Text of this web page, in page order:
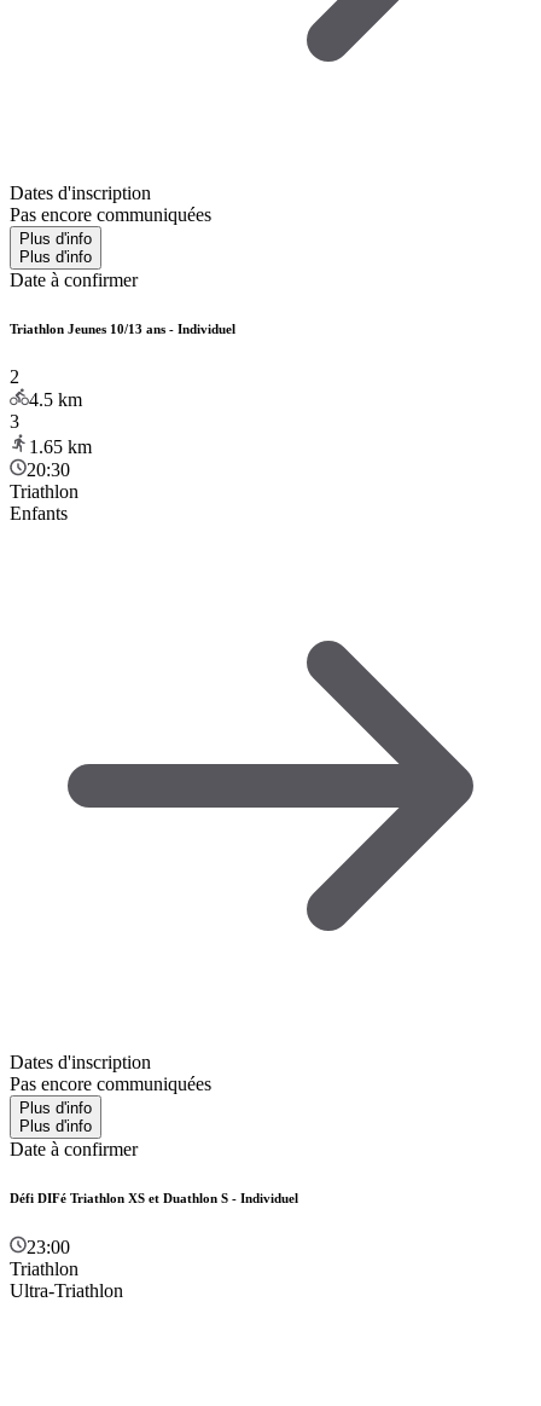
Dates d'inscription
Pas encore communiquées
Plus d'info
Plus d'info
Date à confirmer
Triathlon Jeunes 10/13 ans - Individuel
2
4.5 km
3
1.65 km
20:30
Triathlon
Enfants
Dates d'inscription
Pas encore communiquées
Plus d'info
Plus d'info
Date à confirmer
Défi DIFé Triathlon XS et Duathlon S - Individuel
23:00
Triathlon
Ultra-Triathlon